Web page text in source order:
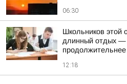
06:30
Школьников этой
длинный отдых —
продолжительнее
12:18